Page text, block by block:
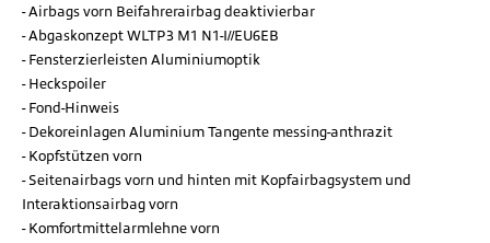
Airbags vorn Beifahrerairbag deaktivierbar
Abgaskonzept WLTP3 M1 N1-I//EU6EB
Fensterzierleisten Aluminiumoptik
Heckspoiler
Fond-Hinweis
Dekoreinlagen Aluminium Tangente messing-anthrazit
Kopfstützen vorn
Seitenairbags vorn und hinten mit Kopfairbagsystem und
Interaktionsairbag vorn
Komfortmittelarmlehne vorn